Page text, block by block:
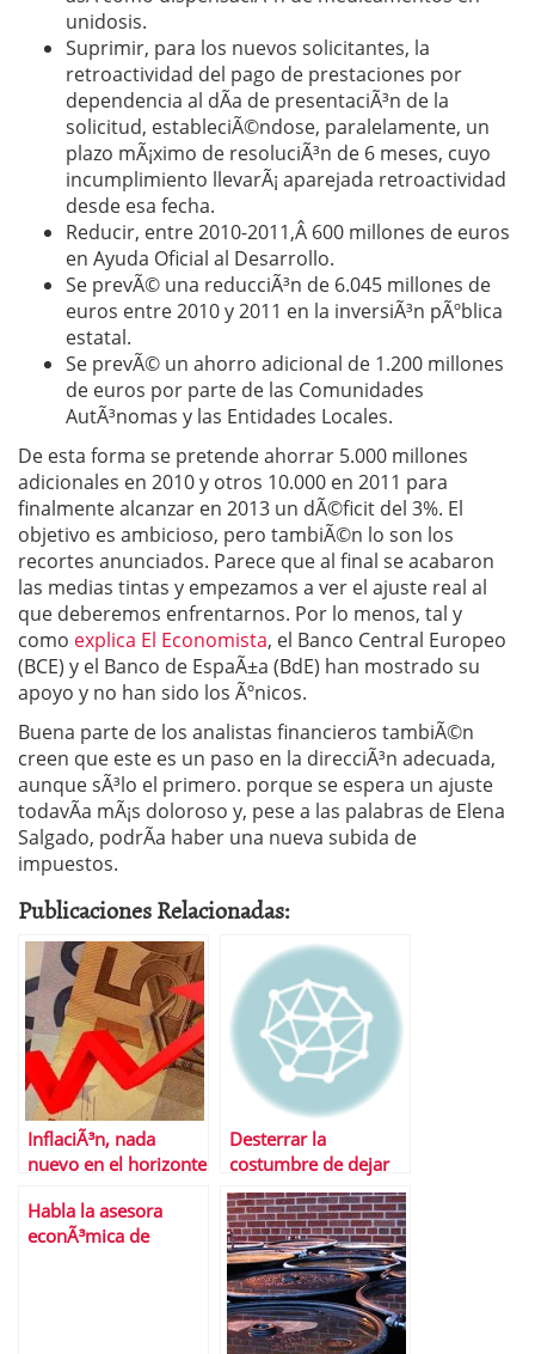
unidosis.
Suprimir, para los nuevos solicitantes, la
retroactividad del pago de prestaciones por
dependencia al dÃ­a de presentaciÃ³n de la
solicitud, estableciÃ©ndose, paralelamente, un
plazo mÃ¡ximo de resoluciÃ³n de 6 meses, cuyo
incumplimiento llevarÃ¡ aparejada retroactividad
desde esa fecha.
Reducir, entre 2010-2011,Â 600 millones de euros
en Ayuda Oficial al Desarrollo.
Se prevÃ© una reducciÃ³n de 6.045 millones de
euros entre 2010 y 2011 en la inversiÃ³n pÃºblica
estatal.
Se prevÃ© un ahorro adicional de 1.200 millones
de euros por parte de las Comunidades
AutÃ³nomas y las Entidades Locales.
De esta forma se pretende ahorrar 5.000 millones
adicionales en 2010 y otros 10.000 en 2011 para
finalmente alcanzar en 2013 un dÃ©ficit del 3%. El
objetivo es ambicioso, pero tambiÃ©n lo son los
recortes anunciados. Parece que al final se acabaron
las medias tintas y empezamos a ver el ajuste real al
que deberemos enfrentarnos. Por lo menos, tal y
como explica El Economista, el Banco Central Europeo
(BCE) y el Banco de EspaÃ±a (BdE) han mostrado su
apoyo y no han sido los Ãºnicos.
Buena parte de los analistas financieros tambiÃ©n
creen que este es un paso en la direcciÃ³n adecuada,
aunque sÃ³lo el primero. porque se espera un ajuste
todavÃ­a mÃ¡s doloroso y, pese a las palabras de Elena
Salgado, podrÃ­a haber una nueva subida de
impuestos.
Publicaciones Relacionadas:
InflaciÃ³n, nada
nuevo en el horizonte
en el de EE.UU.
Desterrar la
costumbre de dejar
las cosas para
luegoâ€¦
Habla la asesora
econÃ³mica de